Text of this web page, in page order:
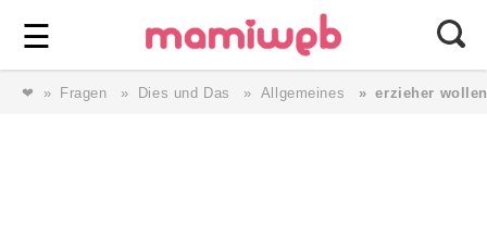
☰ ⎯ Wir lieben Familie ⎯
❤ Fragen Dies und Das Allgemeines erzieher